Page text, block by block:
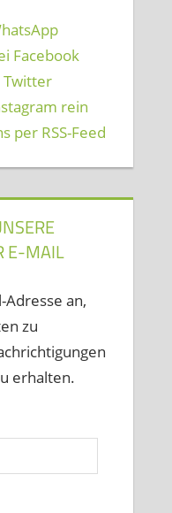
Facebook
Twitter
rein
per RSS-Feed
E-MAIL
Adresse an,
zu
erhalten.